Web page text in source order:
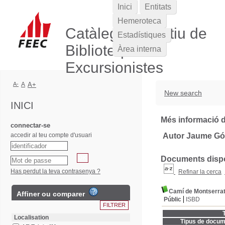
Catàleg Col·lectiu de
Biblioteques
Excursionistes
New search
Més informació
Autor Jaume
Documents
Refinar la cerca
Camí de
Públic
ISBD
Tipus de
Inici
Entitats
Hemeroteca
Estadístiques
Àrea interna
A- A A+
INICI
connectar-se
accedir al teu compte d'usuari
Has perdut la teva contrasenya ?
Affiner ou comparer
Localisation